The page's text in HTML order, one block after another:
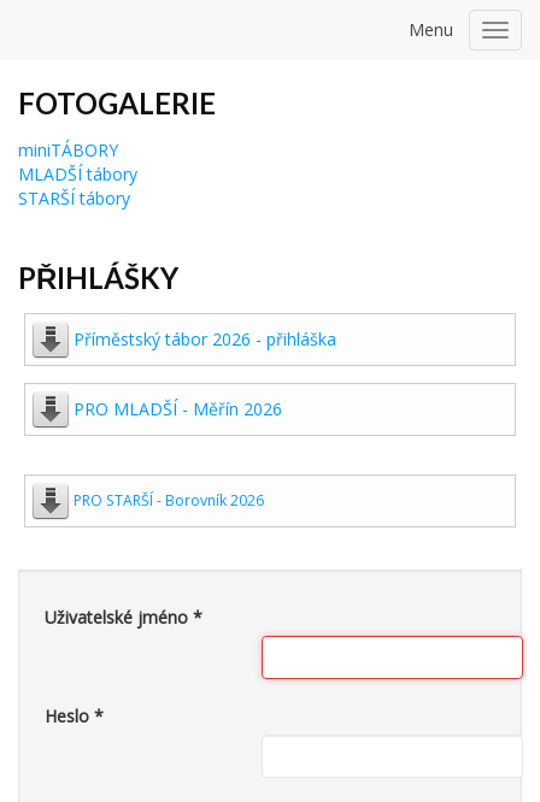
Menu
FOTOGALERIE
miniTÁBORY
MLADŠÍ tábory
STARŠÍ tábory
PŘIHLÁŠKY
Příměstský tábor 2026 - přihláška
PRO MLADŠÍ - Měřín 2026
PRO STARŠÍ - Borovník 2026
Uživatelské jméno *
Heslo *